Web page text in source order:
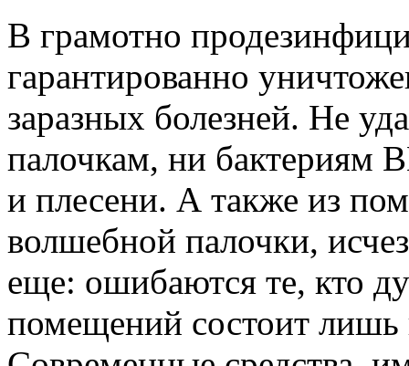
В грамотно
гарантированно
заразных болезней. Не
палочкам, ни бактериям
и плесени. А также из
волшебной палочки,
еще: ошибаются те, кто
помещений состоит лишь